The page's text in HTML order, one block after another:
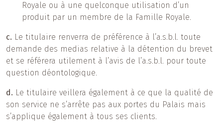
Royale ou à une quelconque utilisation d’un
produit par un membre de la Famille Royale.
c. Le titulaire renverra de préférence à l’a.s.b.l. toute
demande des medias relative à la détention du brevet
et se référera utilement à l’avis de l’a.s.b.l. pour toute
question déontologique.
d. Le titulaire veillera également à ce que la qualité de
son service ne s’arrête pas aux portes du Palais mais
s’applique également à tous ses clients.